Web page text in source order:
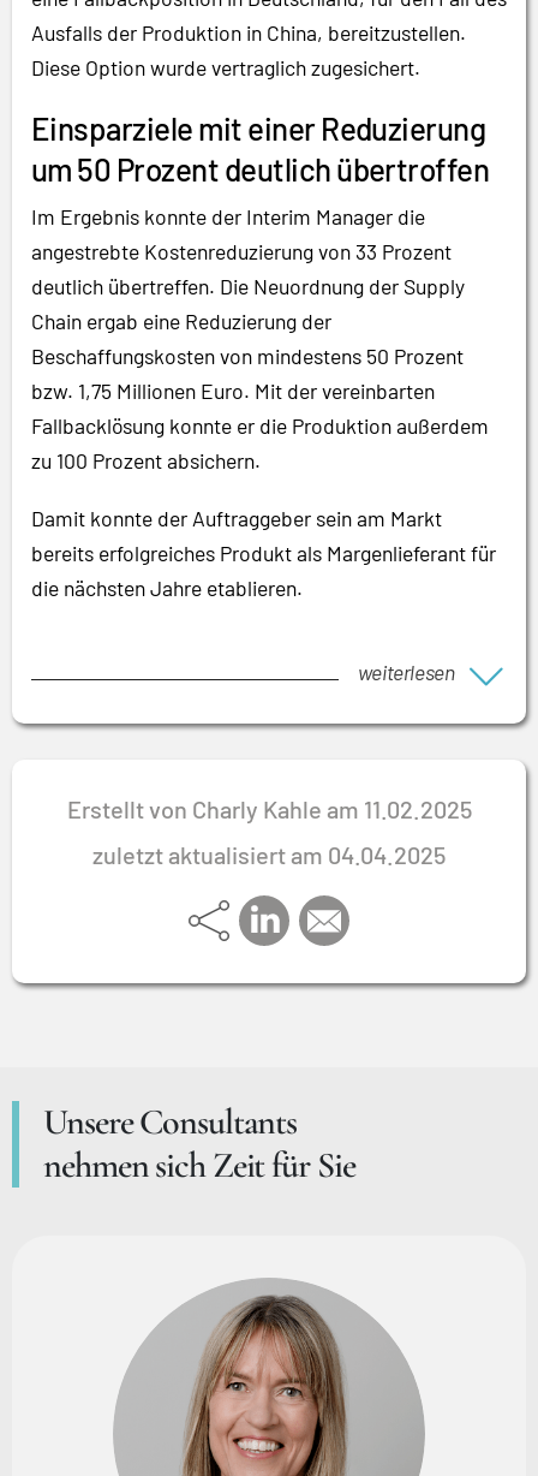
Ausfalls der Produktion in China, bereitzustellen.
Diese Option wurde vertraglich zugesichert.
Einsparziele mit einer Reduzierung
um 50 Prozent deutlich übertroffen
Im Ergebnis konnte der Interim Manager die
angestrebte Kostenreduzierung von 33 Prozent
deutlich übertreffen. Die Neuordnung der Supply
Chain ergab eine Reduzierung der
Beschaffungskosten von mindestens 50 Prozent
bzw. 1,75 Millionen Euro. Mit der vereinbarten
Fallbacklösung konnte er die Produktion außerdem
zu 100 Prozent absichern.
Damit konnte der Auftraggeber sein am Markt
bereits erfolgreiches Produkt als Margenlieferant für
die nächsten Jahre etablieren.
weiterlesen
Erstellt von Charly Kahle am 11.02.2025
zuletzt aktualisiert am 04.04.2025
Unsere Consultants
nehmen sich Zeit für Sie